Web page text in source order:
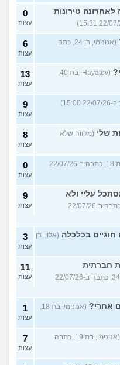
טירונות
0
עצות
(אנונימי, בן 24, כתב
6
עצות
13
עצות
9
עצות
שלי (מקווה שלא
8
עצות
(אנונימי, בת 18, כתבה ב-22/07/26
0
עצות
עליי ולא
(כינוי, בת 26, כתבה ב-22/07/26
9
עצות
בכלכלה (אלון, בן
3
עצות
חברתית
(אחת, בת 34, כתבה ב-22/07/26
11
עצות
אחרי? 1
עצות
(אנונימי, בת 19, כתבה
7
עצות